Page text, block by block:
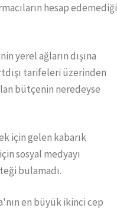
hesap edemediği
yerel ağların dışına
tarifeleri üzerinden
bütçenin neredeyse
için gelen kabarık
sosyal medyayı
bulamadı.
en büyük ikinci cep